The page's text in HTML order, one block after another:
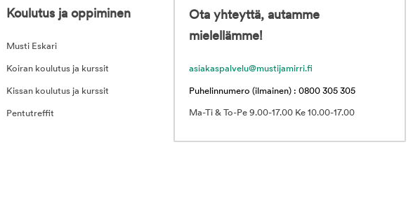
Koulutus ja oppiminen
Musti Eskari
Koiran koulutus ja kurssit
Kissan koulutus ja kurssit
Pentutreffit
Ota yhteyttä, autamme
mielellämme!
asiakaspalvelu@mustijamirri.fi
Puhelinnumero (ilmainen) : 0800 305 305
Ma-Ti & To-Pe 9.00-17.00 Ke 10.00-17.00